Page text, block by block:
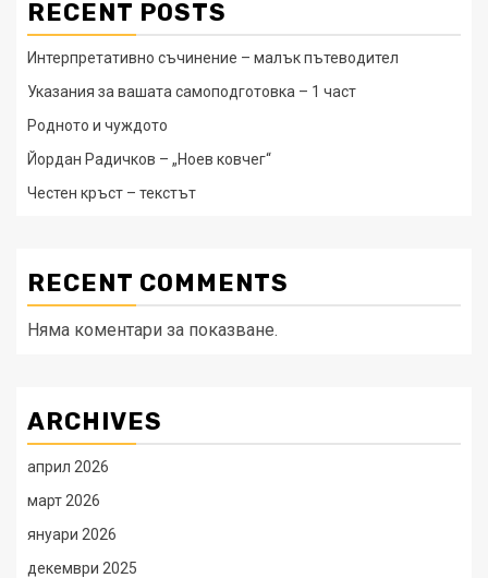
RECENT POSTS
Интерпретативно съчинение – малък пътеводител
Указания за вашата самоподготовка – 1 част
Родното и чуждото
Йордан Радичков – „Ноев ковчег“
Честен кръст – текстът
RECENT COMMENTS
Няма коментари за показване.
ARCHIVES
април 2026
март 2026
януари 2026
декември 2025